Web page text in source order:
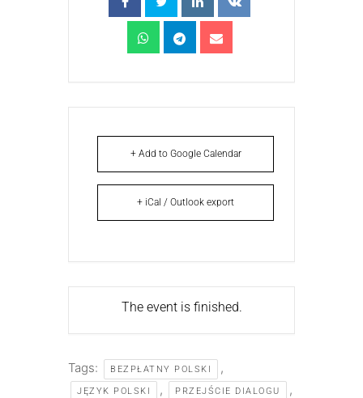
+ Add to Google Calendar
+ iCal / Outlook export
The event is finished.
Tags: BEZPŁATNY POLSKI ,
JĘZYK POLSKI , PRZEJŚCIE DIALOGU ,